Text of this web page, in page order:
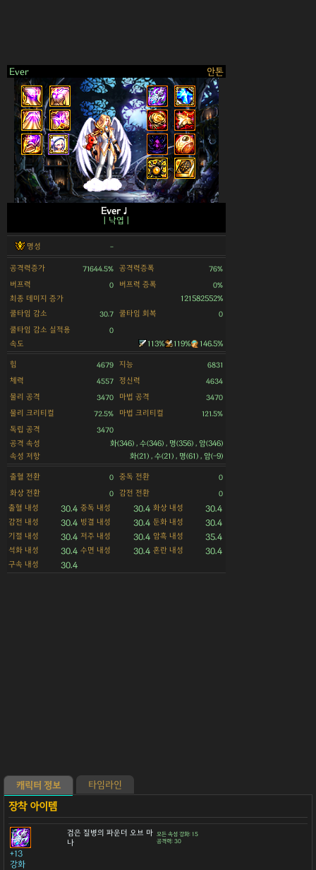
Ever 안톤
>
Ever♩
ㅣ낙엽ㅣ
명성 -
공격력증가 71644.5% 공격력증폭 76%
버프력 0 버프력 증폭 0%
최종 데미지 증가
121582552%
쿨타임 감소
30.7 쿨타임 회복 0
쿨타임 감소 실적용 0
속도 113% 119% 146.5%
힘 4679 지능 6831
체력 4557 정신력 4634
물리 공격 3470 마법 공격 3470
물리 크리티컬 72.5% 마법 크리티컬 121.5%
독립 공격 3470
공격 속성
화(346) , 수(346) , 명(356) , 암(346)
속성 저항
화(21) , 수(21) , 명(61) , 암(-9)
출혈 전환 0 중독 전환 0
화상 전환 0 감전 전환 0
출혈 내성 30.4 중독 내성 30.4 화상 내성 30.4
감전 내성 30.4 빙결 내성 30.4 둔화 내성 30.4
기절 내성 30.4 저주 내성 30.4 암흑 내성 35.4
석화 내성 30.4 수면 내성 30.4 혼란 내성 30.4
구속 내성 30.4
캐릭터 정보 타임라인
검은 질병의 파운더 오브 마
나
모든 속성 강화: 15
공격력: 30
+13
강화